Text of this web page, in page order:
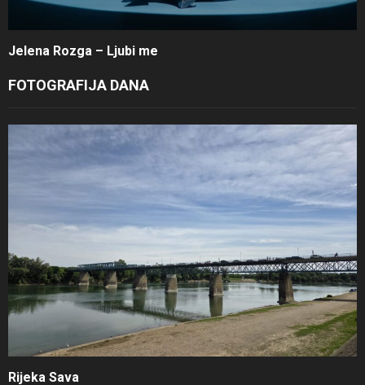
Jelena Rozga – Ljubi me
FOTOGRAFIJA DANA
Rijeka Sava